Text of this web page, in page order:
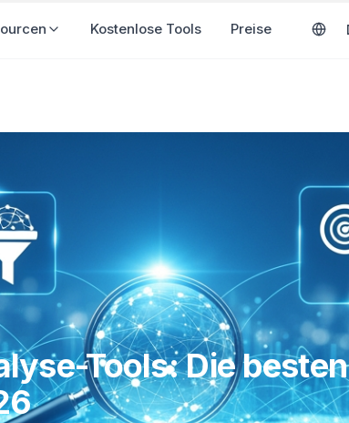
Ressourcen Kostenlose Tools Preise
Tools: Die besten